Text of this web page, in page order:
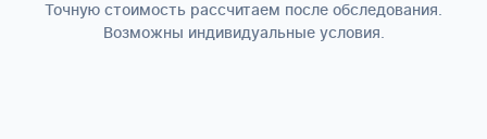
Точную стоимость рассчитаем после обследования.
Возможны индивидуальные условия.